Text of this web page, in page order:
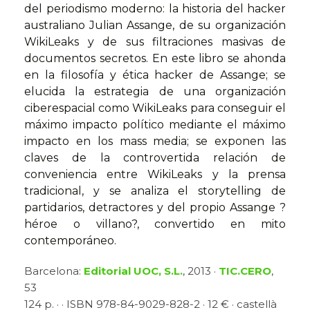
del periodismo moderno: la historia del hacker
australiano Julian Assange, de su organización
WikiLeaks y de sus filtraciones masivas de
documentos secretos. En este libro se ahonda
en la filosofía y ética hacker de Assange; se
elucida la estrategia de una organización
ciberespacial como WikiLeaks para conseguir el
máximo impacto político mediante el máximo
impacto en los mass media; se exponen las
claves de la controvertida relación de
conveniencia entre WikiLeaks y la prensa
tradicional, y se analiza el storytelling de
partidarios, detractores y del propio Assange ?
héroe o villano?, convertido en mito
contemporáneo.
Barcelona: Editorial UOC, S.L., 2013 · TIC.CERO,
53
124 p. · · ISBN 978-84-9029-828-2 · 12 € · castellà